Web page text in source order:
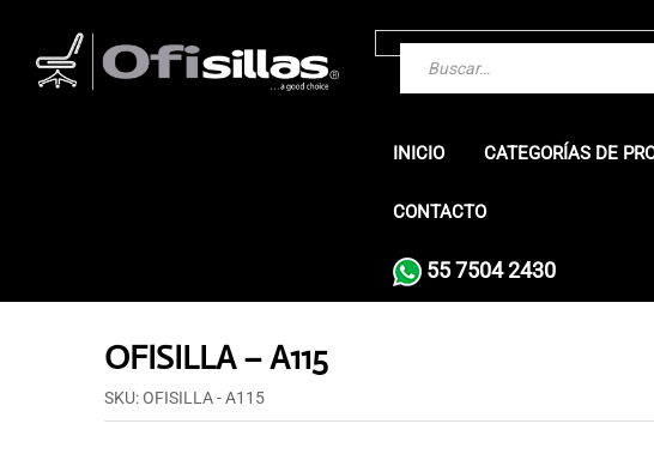
INICIO CATEGORÍAS DE
CONTACTO
55 7504 2430
OFISILLA – A115
SKU:OFISILLA - A115